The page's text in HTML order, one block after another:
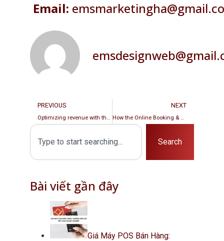
Email:
PREVIOUS
Optimizing revenue with the growth tracking feature of Web Booking
NEXT
How the Online Booking & Checkin system has changed the nail industry in the US
Search
Bài viết gần đây
Giá Máy POS Bán Hàng: